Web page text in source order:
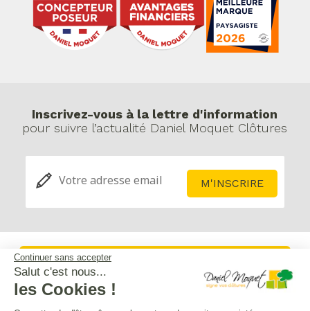
Continuer sans accepter
Salut c'est nous...
les Cookies !
Inscrivez-vous à la lettre d'information
pour suivre l’actualité Daniel Moquet Clôtures
Mentions légales